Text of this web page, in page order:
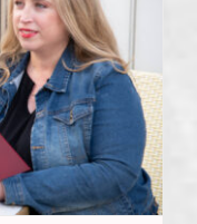
את הישיבה
Read More